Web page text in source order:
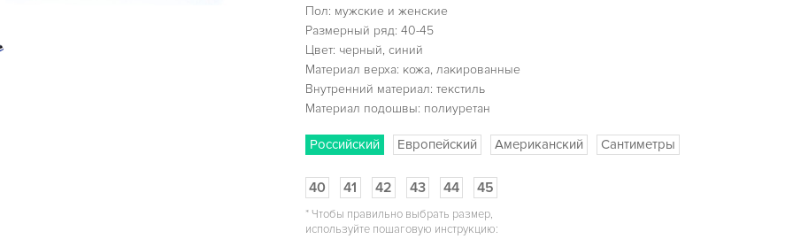
Пол: мужские и женские
Размерный ряд: 40-45
Цвет: черный, синий
Материал верха: кожа, лакированные
Внутренний материал: текстиль
Материал подошвы: полиуретан
Российский Европейский Американский Сантиметры
40 41 42 43 44 45
*Чтобы правильно выбрать размер,
используйте пошаговую инструкцию: